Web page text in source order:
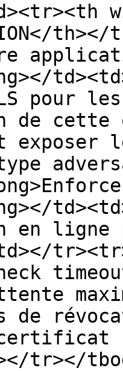
pour les
cette
en ligne
de
tr></